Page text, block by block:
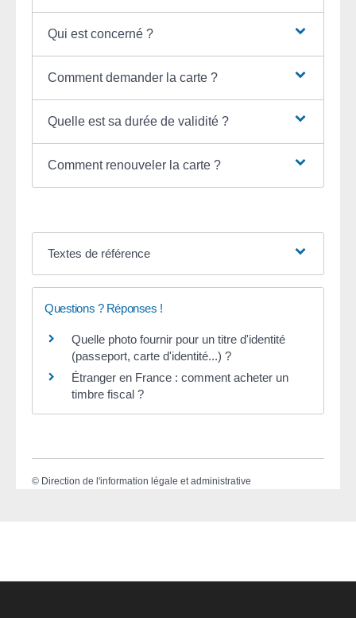
Qui est concerné ?
Comment demander la carte ?
Quelle est sa durée de validité ?
Comment renouveler la carte ?
Textes de référence
Questions ? Réponses !
Quelle photo fournir pour un titre d'identité
(passeport, carte d'identité...) ?
Étranger en France : comment acheter un
timbre fiscal ?
© Direction de l'information légale et administrative